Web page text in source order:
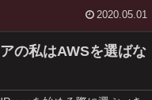
2020.05.01
の私はAWSを選ばな